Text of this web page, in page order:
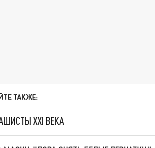
ТАКЖЕ:
XXI ВЕКА